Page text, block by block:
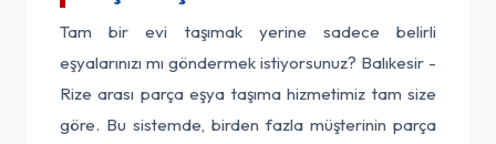
Tam bir evi taşımak yerine sadece belirli
eşyalarınızı mı göndermek istiyorsunuz? Balıkesir -
Rize arası parça eşya taşıma hizmetimiz tam size
göre. Bu sistemde, birden fazla müşterinin parça